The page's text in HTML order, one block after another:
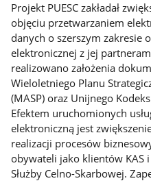
Projekt PUESC zakładał
objęciu przetwarzaniem
danych o szerszym zakresie
elektronicznej z jej
realizowano założenia
Wieloletniego Planu
(MASP) oraz Unijnego
Efektem uruchomionych
elektroniczną jest
realizacji procesów
obywateli jako klientów KAS
Służby Celno-Skarbowej.